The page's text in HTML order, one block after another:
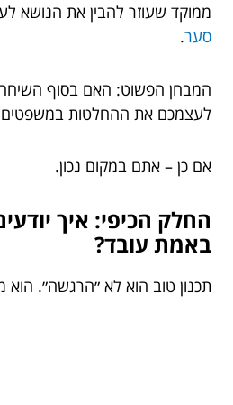
ממוקד שעוזר להבין את הנושא
סער.
המבחן הפשוט: האם בסוף
לעצמכם את ההחלטות במשפטים
אם כן – אתם במקום נכון.
החלק הכיפי: איך
באמת עובד?
תכנון טוב הוא לא ״הרגשה״. הוא